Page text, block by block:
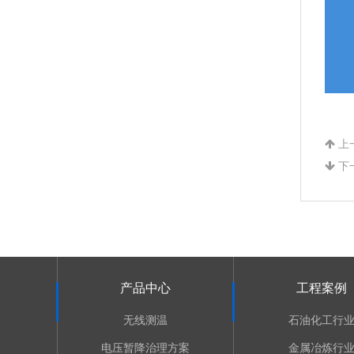
上
下
产品中心
无线测温
电压暂降治理方案
工程案例
石油化工行
金属冶炼行